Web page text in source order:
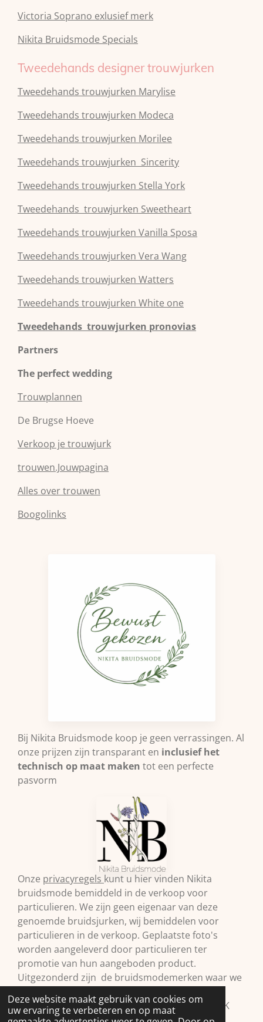
Deze website maakt gebruik van cookies om
uw ervaring te verbeteren en op maat
Victoria Soprano exlusief merk
Nikita Bruidsmode Specials
Tweedehands designer trouwjurken
Tweedehands trouwjurken Marylise
Tweedehands trouwjurken Modeca
Tweedehands trouwjurken Morilee
Tweedehands trouwjurken Sincerity
Tweedehands trouwjurken Stella York
Tweedehands trouwjurken Sweetheart
Tweedehands trouwjurken Vanilla Sposa
Tweedehands trouwjurken Vera Wang
Tweedehands trouwjurken Watters
Tweedehands trouwjurken White one
Tweedehands trouwjurken pronovias
Partners
The perfect wedding
Trouwplannen
De Brugse Hoeve
Verkoop je trouwjurk
trouwen.Jouwpagina
Alles over trouwen
Boogolinks
Bij Nikita Bruidsmode koop je geen verrassingen. Al
onze prijzen zijn transparant en inclusief het
technisch op maat maken tot een perfecte
pasvorm
Onze privacyregels kunt u hier vinden Nikita
bruidsmode bemiddeld in de verkoop voor
particulieren. We zijn geen eigenaar van deze
genoemde bruidsjurken, wij bemiddelen voor
particulieren in de verkoop. Geplaatste foto's
worden aangeleverd door particulieren ter
promotie van hun aangeboden product.
Uitgezonderd zijn de bruidsmodemerken waar we
zelf retailer van zijn. Vermelde prijzen onder
voorbehoud.© 2009 Nikita Bruidsmode B.V. KVK